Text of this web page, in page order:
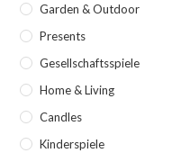
Garden & Outdoor
Presents
Gesellschaftsspiele
Home & Living
Candles
Kinderspiele